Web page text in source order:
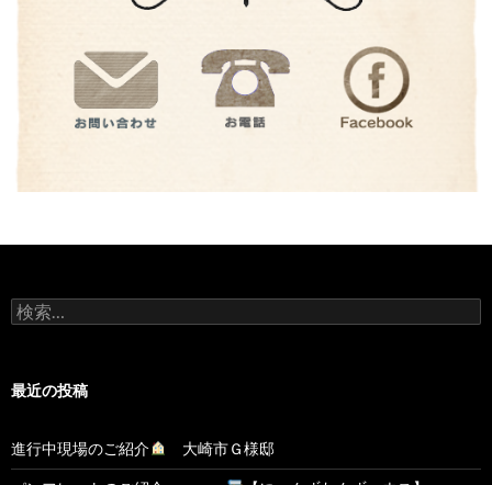
検
索:
最近の投稿
進行中現場のご紹介 大崎市Ｇ様邸